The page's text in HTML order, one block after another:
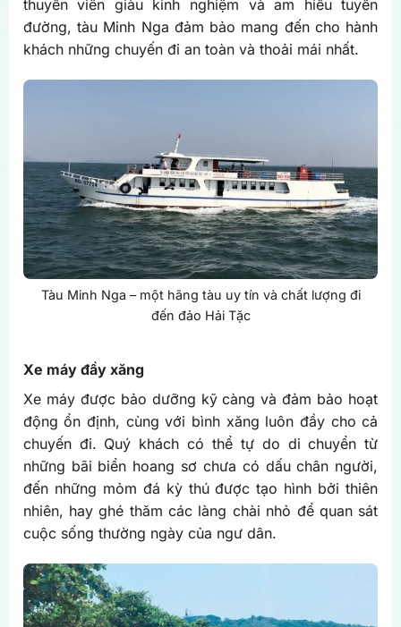
thuyền viên giàu kinh nghiệm và am hiểu tuyến
đường, tàu Minh Nga đảm bảo mang đến cho hành
khách những chuyến đi an toàn và thoải mái nhất.
Tàu Minh Nga – một hãng tàu uy tín và chất lượng đi
đến đảo Hải Tặc
Xe máy đầy xăng
Xe máy được bảo dưỡng kỹ càng và đảm bảo hoạt
động ổn định, cùng với bình xăng luôn đầy cho cả
chuyến đi. Quý khách có thể tự do di chuyển từ
những bãi biển hoang sơ chưa có dấu chân người,
đến những mỏm đá kỳ thú được tạo hình bởi thiên
nhiên, hay ghé thăm các làng chài nhỏ để quan sát
cuộc sống thường ngày của ngư dân.